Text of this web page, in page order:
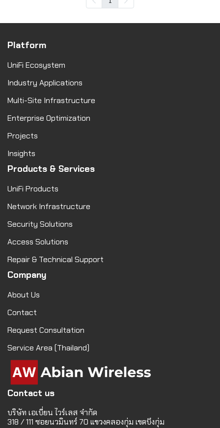
Platform
UniFi Ecosystem
Industry Applications
Multi-Site Infrastructure
Enterprise Optimization
Projects
Insights
Products & Services
UniFi Products
Network Infrastructure
Security Solutions
Access Solutions
Repair & Technical Support
Company
About Us
Contact
Request Consultation
Service Area (Thailand)
Contact us
บริษัท เอเบี่ยน ไวร์เลส จำกัด
318 / 111 ซอยนวมินทร์ 70 แขวงคลองกุ่ม เขตบึงกุ่ม